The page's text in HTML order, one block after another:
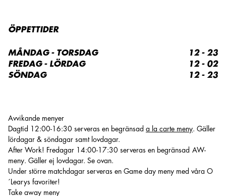
Avvikande menyer
Dagtid 12:00-16:30 serveras en begränsad a la carte meny. Gäller
lördagar & söndagar samt lovdagar.
After Work! Fredagar 14:00-17:30 serveras en begränsad AW-
meny. Gäller ej lovdagar. Se ovan.
Under större matchdagar serveras en Game day meny med våra O
´Learys favoriter!
Take away meny
ÖPPETTIDER
MÅNDAG - TORSDAG
12 - 23
FREDAG - LÖRDAG
12 - 02
SÖNDAG
12 - 23